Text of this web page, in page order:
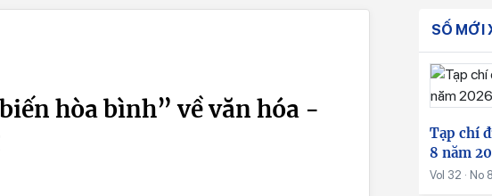
hòa bình” về văn hóa -
SỐ MỚI
Tạp chí
8 năm
Vol 32 · No